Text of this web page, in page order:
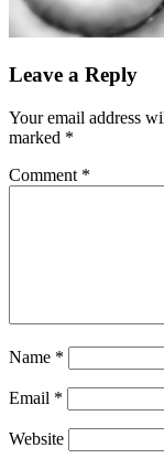
Leave a Reply
Your email address
marked *
Comment *
Name *
Email *
Website